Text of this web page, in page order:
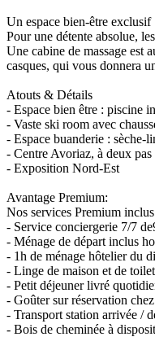
Un espace bien-être exclusif
Pour une détente absolue,
Une cabine de massage est
casques, qui vous donnera
Atouts & Détails
- Espace bien être : piscine
- Vaste ski room avec
- Espace buanderie : sèche-
- Centre Avoriaz, à deux
- Exposition Nord-Est
Avantage Premium:
Nos services Premium
- Service conciergerie 7/7
- Ménage de départ inclus
- 1h de ménage hôtelier du
- Linge de maison et de
- Petit déjeuner livré
- Goûter sur réservation
- Transport station arrivée /
- Bois de cheminée à